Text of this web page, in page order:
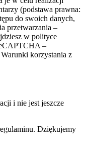
(podstawa prawna:
do swoich danych,
przetwarzania –
w polityce
–
korzystania z
i nie jest jeszcze
Dziękujemy